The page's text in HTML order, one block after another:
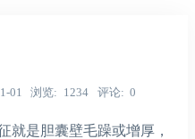
01 浏览 1234 评论 0
就是胆囊壁毛躁或增厚，